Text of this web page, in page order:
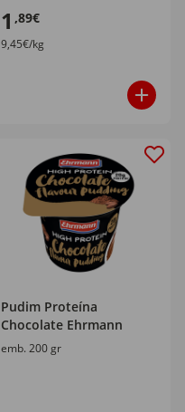
1 ,89€
9,45€/kg
Pudim Proteína
Chocolate Ehrmann
emb. 200 gr